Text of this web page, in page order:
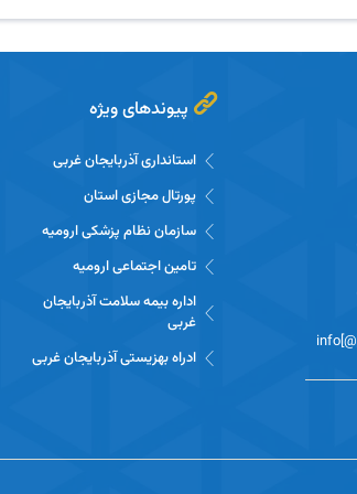
پیوندهای ویژه
استانداری آذربایجان غربی
پورتال مجازی استان
سازمان نظام پزشکی ارومیه
تامین اجتماعی ارومیه
اداره بیمه سلامت آذربایجان
غربی
ادراه بهزیستی آذربایجان غربی